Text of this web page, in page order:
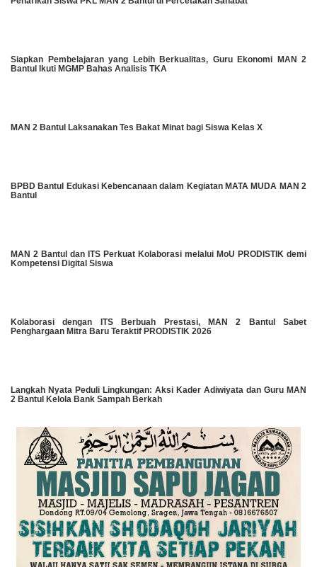
Siapkan Pembelajaran yang Lebih Berkualitas, Guru Ekonomi MAN 2
Bantul Ikuti MGMP Bahas Analisis TKA
MAN 2 Bantul Laksanakan Tes Bakat Minat bagi Siswa Kelas X
BPBD Bantul Edukasi Kebencanaan dalam Kegiatan MATA MUDA MAN 2
Bantul
MAN 2 Bantul dan ITS Perkuat Kolaborasi melalui MoU PRODISTIK demi
Kompetensi Digital Siswa
Kolaborasi dengan ITS Berbuah Prestasi, MAN 2 Bantul Sabet
Penghargaan Mitra Baru Teraktif PRODISTIK 2026
Langkah Nyata Peduli Lingkungan: Aksi Kader Adiwiyata dan Guru MAN
2 Bantul Kelola Bank Sampah Berkah